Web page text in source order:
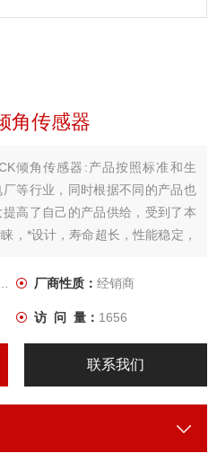
角传感器
倾角传感器:产品按照标准和生
等行业，同时根据不同的产品也
高了自己的产品供给，受到了本
，*设计，寿命超长，性能稳定，
厂商性质： 经销商
访 问 量： 1656
联系我们